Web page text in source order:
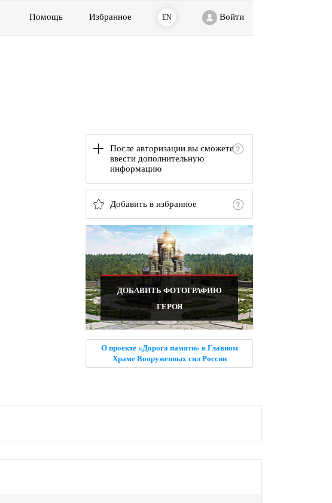
Помощь Избранное EN Войти
После авторизации вы сможете
ввести дополнительную
информацию
Добавить в избранное
ДОБАВИТЬ ФОТОГРАФИЮ
ГЕРОЯ
О проекте «Дорога памяти» в Главном
Храме Вооруженных сил России